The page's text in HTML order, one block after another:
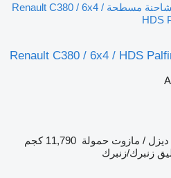
شاحنة مسطحة Renault C380 / 6x4 /
HDS
Renault C380 / 6x4 / HDS
ديزل / مازوت حمولة 11,790 كجم
زنبرك/زنبرك